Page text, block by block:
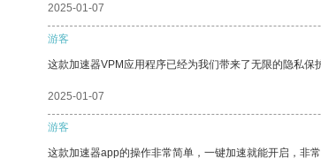
2025-01-07
游客
这款加速器VPM应用程序已经为我们带来了无限的隐私保
2025-01-07
游客
这款加速器app的操作非常简单，一键加速就能开启，非常